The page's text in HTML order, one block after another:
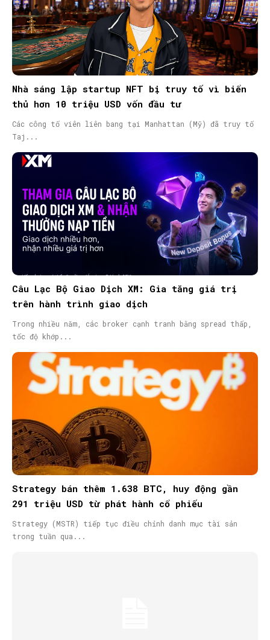
Nhà sáng lập startup NFT bị truy tố vì biển
thủ hơn 10 triệu USD vốn đầu tư
Các công tố viên liên bang tại Manhattan (Mỹ) đã truy tố
Taj...
Câu Lạc Bộ Giao Dịch XM: Gia tăng giá trị
trên hành trình giao dịch
Trong nhiều năm, các broker cạnh tranh bằng spread thấp,
tốc độ khớp...
Strategy bán thêm 1.638 BTC, huy động gần
291 triệu USD từ phát hành cổ phiếu
Strategy (MSTR) tiếp tục điều chỉnh danh mục tài sản
trong tuần qua...